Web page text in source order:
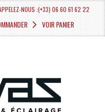
NOUS :(+33) 06 60 61 62 22
VOIR PANIER